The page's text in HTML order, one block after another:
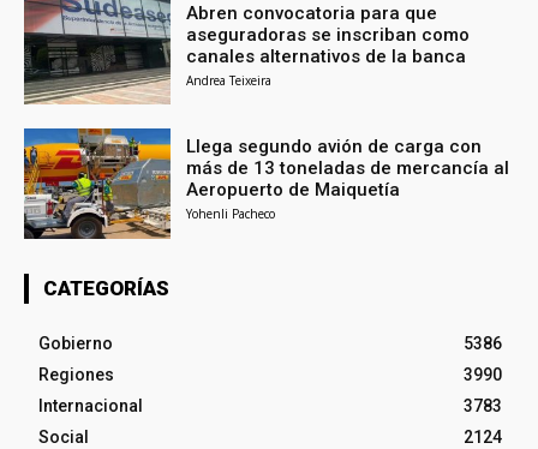
Abren convocatoria para que
aseguradoras se inscriban como
canales alternativos de la banca
Andrea Teixeira
Llega segundo avión de carga con
más de 13 toneladas de mercancía al
Aeropuerto de Maiquetía
Yohenli Pacheco
CATEGORÍAS
Gobierno
5386
Regiones
3990
Internacional
3783
Social
2124